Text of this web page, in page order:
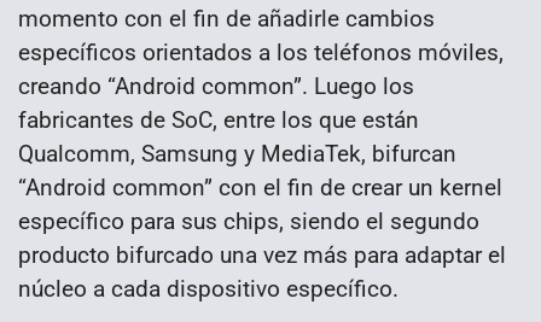
momento con el fin de añadirle cambios
específicos orientados a los teléfonos móviles,
creando “Android common”. Luego los
fabricantes de SoC, entre los que están
Qualcomm, Samsung y MediaTek, bifurcan
“Android common” con el fin de crear un kernel
específico para sus chips, siendo el segundo
producto bifurcado una vez más para adaptar el
núcleo a cada dispositivo específico.